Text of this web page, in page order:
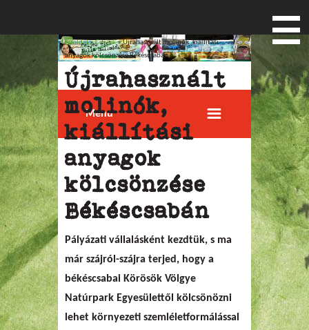
Menu
Jelenlegi hely
Főoldal»Civilek» Újrahasznált molinók, kiállítási
anyagok kölcsönzése Békéscsabán
Újrahasznált
molinók,
kiállítási
anyagok
kölcsönzése
Békéscsabán
Pályázati vállalásként kezdtük, s ma
már szájról-szájra terjed, hogy a
békéscsabai Körösök Völgye
Natúrpark Egyesülettől kölcsönözni
lehet környezeti szemléletformálással